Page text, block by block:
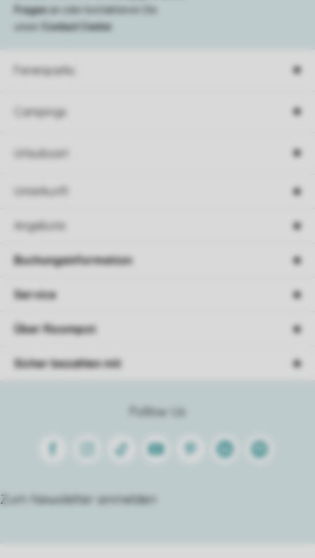
Ferienparks
Campings
Urlaubsart
Unterkunft
Angebote
Fragen an oder kontaktieren Sie
unser
Contact Center
Follow Us
FacebookInstagram
Tiktok Youtube PinterestLinkedinSpotify
Zum Newsletter anmelden
Buchungsinformation
Service
Über Roompot
Sicher bezahlen mit